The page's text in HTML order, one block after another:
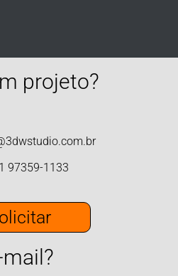
projeto?
97359-1133
mail?